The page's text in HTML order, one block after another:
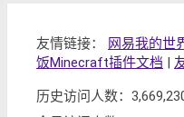
友情链接： 网易我的世
饭Minecraft插件文档 |
历史访问人数：